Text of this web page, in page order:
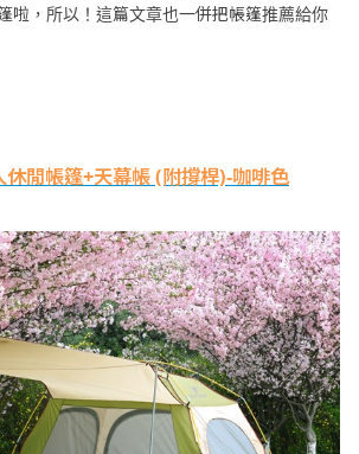
啦，所以！這篇文章也一併把帳篷推薦給你
休閒帳篷+天幕帳 (附撐桿)-咖啡色